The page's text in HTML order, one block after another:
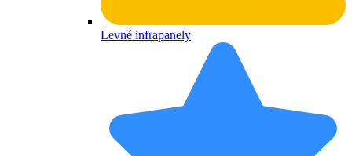
Levné infrapanely